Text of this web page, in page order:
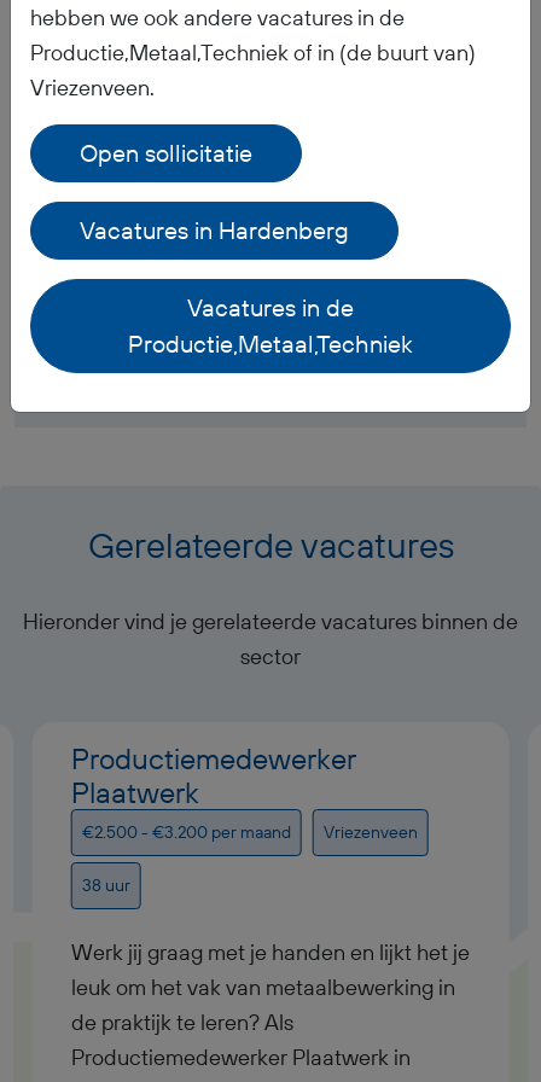
Wanneer ontvang ik mijn salaris?
Ontvang ik werkkleding?
Hoe is het pensioen geregeld?
Welke documenten moet ik meenemen voor mijn
inschrijving bij BR-Flex?
Gerelateerde vacatures
Hieronder vind je gerelateerde vacatures binnen de
sector
Productiemedewerker
Plaatwerk
€2.500 - €3.200 per maand Vriezenveen
38 uur
Werk jij graag met je handen en lijkt het je
leuk om het vak van metaalbewerking in
de praktijk te leren? Als
Productiemedewerker Plaatwerk in
hebben we ook andere vacatures in de
Productie,Metaal,Techniek of in (de buurt van)
Vriezenveen.
Open sollicitatie
Vacatures in Hardenberg
Vacatures in de
Productie,Metaal,Techniek